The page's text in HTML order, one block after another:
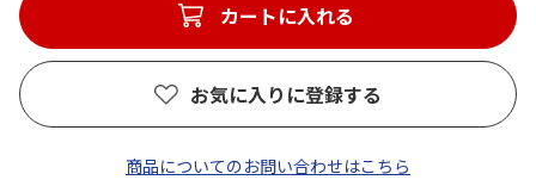
カートに入れる
お気に入りに登録する
商品についてのお問い合わせはこちら